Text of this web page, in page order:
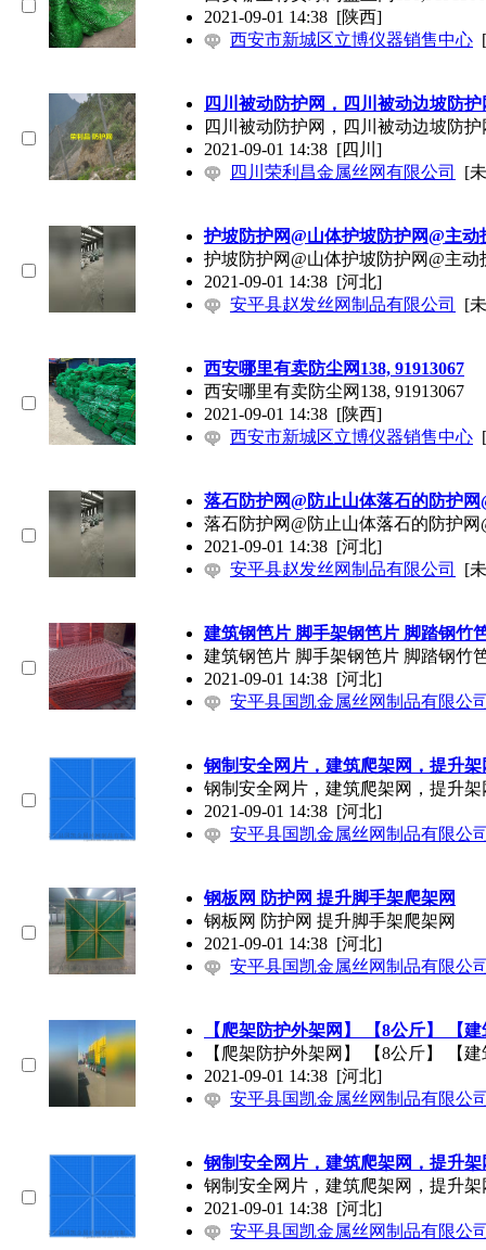
2021-09-01 14:38 [陕西]
西安市新城区立博仪器销售中心
四川被动防护网，四川被动边坡防
四川被动防护网，四川被动边坡防
2021-09-01 14:38 [四川]
四川荣利昌金属丝网有限公司
[
护坡防护网@山体护坡防护网@主动
护坡防护网@山体护坡防护网@主动
2021-09-01 14:38 [河北]
安平县赵发丝网制品有限公司
[
西安哪里有卖防尘网138, 91913067
西安哪里有卖防尘网138, 91913067
2021-09-01 14:38 [陕西]
西安市新城区立博仪器销售中心
落石防护网@防止山体落石的防护网
落石防护网@防止山体落石的防护网
2021-09-01 14:38 [河北]
安平县赵发丝网制品有限公司
[
建筑钢笆片 脚手架钢笆片 脚踏钢竹
建筑钢笆片 脚手架钢笆片 脚踏钢竹
2021-09-01 14:38 [河北]
安平县国凯金属丝网制品有限公
钢制安全网片，建筑爬架网，提升架
钢制安全网片，建筑爬架网，提升架
2021-09-01 14:38 [河北]
安平县国凯金属丝网制品有限公
钢板网 防护网 提升脚手架爬架网
钢板网 防护网 提升脚手架爬架网
2021-09-01 14:38 [河北]
安平县国凯金属丝网制品有限公
【爬架防护外架网】 【8公斤】 【
【爬架防护外架网】 【8公斤】 【
2021-09-01 14:38 [河北]
安平县国凯金属丝网制品有限公
钢制安全网片，建筑爬架网，提升架
钢制安全网片，建筑爬架网，提升架
2021-09-01 14:38 [河北]
安平县国凯金属丝网制品有限公